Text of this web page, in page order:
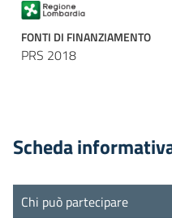
FONTI DI FINANZIAMENTO
PRS 2018
Scheda
Chi può partecipare